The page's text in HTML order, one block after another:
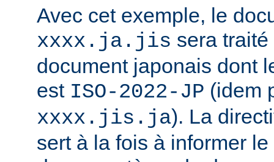
Avec cet exemple, le
xxxx.ja.jis sera
document japonais dont
est ISO-2022-JP (idem
xxxx.jis.ja). La
sert à la fois à informer